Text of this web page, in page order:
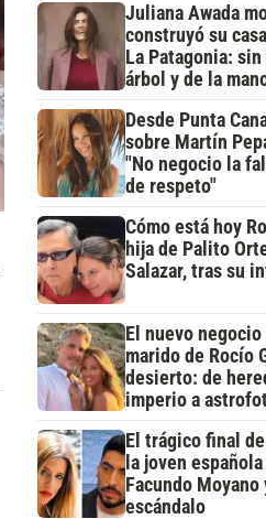
Juliana Awada
construyó su
La Patagonia:
árbol y de la
Desde Punta
sobre Martín
"No negocio la
de respeto"
Cómo está hoy
hija de Palito
Salazar, tras su
El nuevo negocio
marido de Rocío
desierto: de
imperio a
El trágico final
la joven
Facundo
escándalo